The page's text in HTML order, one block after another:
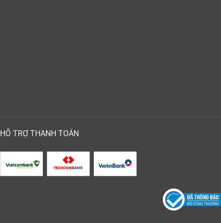
HỖ TRỢ THANH TOÁN